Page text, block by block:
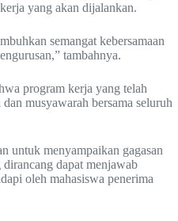
yang akan dijalankan.
semangat kebersamaan
tambahnya.
program kerja yang telah
musyawarah bersama seluruh
untuk menyampaikan gagasan
dapat menjawab
oleh mahasiswa penerima